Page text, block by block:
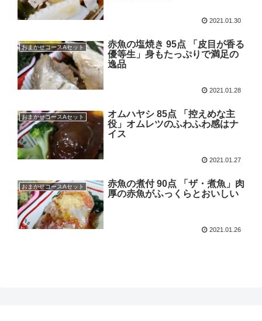
2021.01.30
おまかせコースAセット
赤魚の塩焼き 95点 「皮目が香る
優等生」身もたっぷりで満足の
逸品
2021.01.28
おまかせコースAセット
オムハヤシ 85点 「控えめな主
役」オムレツのふわふわ感はナ
イス
2021.01.27
おまかせコースAセット
赤魚の煮付 90点 「ザ・煮魚」肉
厚の赤魚がふっくらとおいしい
2021.01.26